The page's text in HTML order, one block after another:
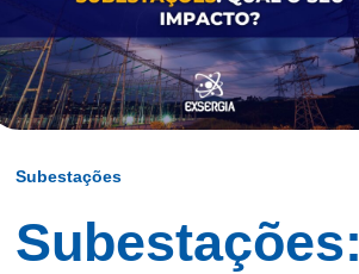
Subestações
Subestações: